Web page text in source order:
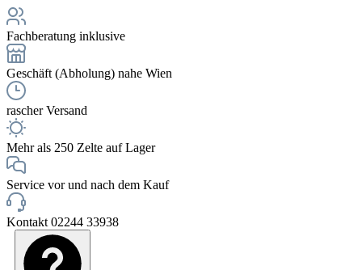
Fachberatung inklusive
Geschäft (Abholung) nahe Wien
rascher Versand
Mehr als 250 Zelte auf Lager
Service vor und nach dem Kauf
Kontakt 02244 33938